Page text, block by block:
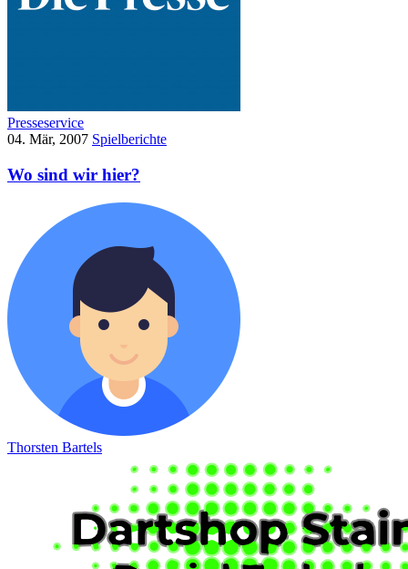
Presseservice
04. Mär, 2007 Spielberichte
Wo sind wir hier?
Thorsten Bartels